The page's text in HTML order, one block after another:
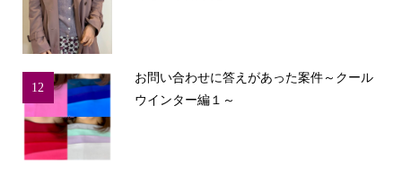
12
お問い合わせに答えがあった案件～クール
ウインター編１～